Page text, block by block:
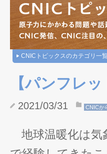
CNICトピックスのカテゴリ一
【パンフレ
2021/03/31 CNICか
地球温暖化は気